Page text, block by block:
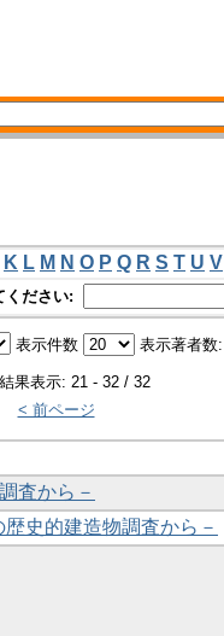
K L M N O P Q R S T U V
ください:
表示件数 表示著者数:
果表示: 21 - 32 / 32
< 前ページ
査から－
史的建造物調査から－